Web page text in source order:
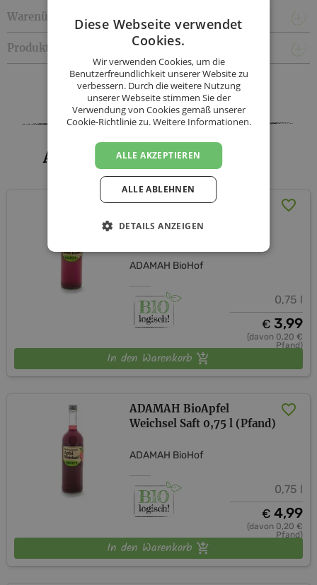
Warenübergabe & Lieferkonditionen
Produktinformationen
Facebook
TwitterMessenger
WhatsApp
LinkedIn
XINGTeilen
ADAMAH BioHof - Sortiment
ADAMAH BioApfel
(Pfand)
ADAMAH BioHof
0,75 l
€ 3,99
(davon 0,20 €
Pfand)
In den Warenkorb
ADAMAH BioApfel
Weichsel Saft 0,75 l (Pfand)
ADAMAH BioHof
0,75 l
€ 4,99
(davon 0,20 €
Pfand)
In den Warenkorb
Diese Webseite verwendet
Cookies.
Wir verwenden Cookies, um die
Benutzerfreundlichkeit unserer Website zu
verbessern. Durch die weitere Nutzung
unserer Webseite stimmen Sie der
Verwendung von Cookies gemäß unserer
Cookie-Richtlinie zu.Weitere Informationen.
ALLE AKZEPTIEREN
ALLE ABLEHNEN
DETAILS ANZEIGEN